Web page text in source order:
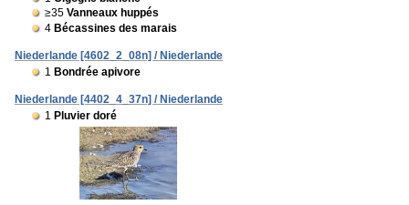
≥35 Vanneaux huppés
4 Bécassines des marais
Niederlande [4602_2_08n] / Niederlande
1 Bondrée apivore
Niederlande [4402_4_37n] / Niederlande
1 Pluvier doré